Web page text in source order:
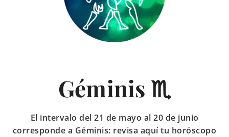
Géminis ♏
El intervalo del 21 de mayo al 20 de junio
corresponde a Géminis: revisa aquí tu horóscopo